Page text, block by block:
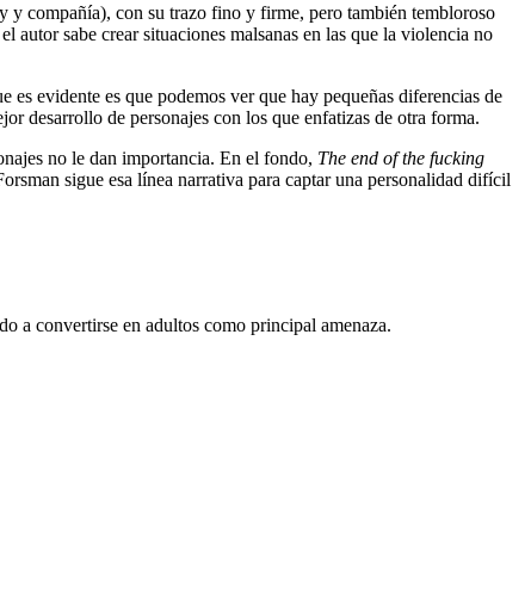
y compañía), con su trazo fino y firme, pero también tembloroso
autor sabe crear situaciones malsanas en las que la violencia no
evidente es que podemos ver que hay pequeñas diferencias de
desarrollo de personajes con los que enfatizas de otra forma.
no le dan importancia. En el fondo, The end of the fucking
sigue esa línea narrativa para captar una personalidad difícil
a convertirse en adultos como principal amenaza.